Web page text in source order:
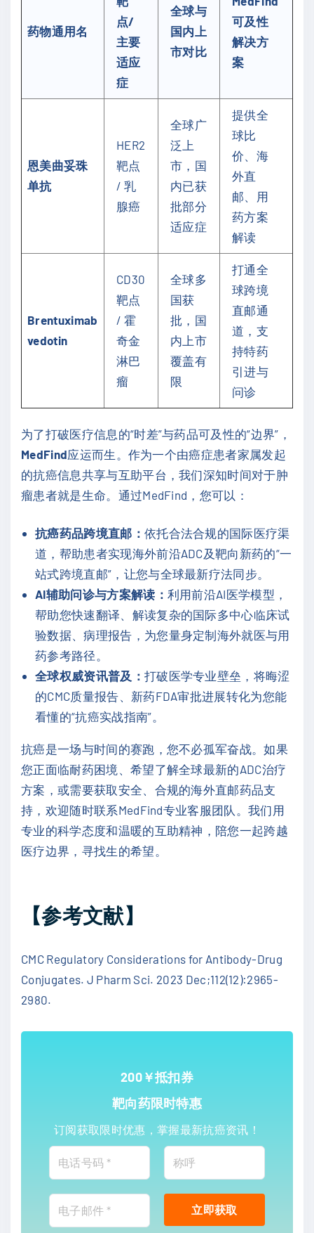
药物通用名
点/
主要
适应
症
全球与
国内上
市对比
可及性
解决方
案
恩美曲妥珠
单抗
HER2
靶点
/ 乳
腺癌
全球广
泛上
市，国
内已获
批部分
适应症
提供全
球比
价、海
外直
邮、用
药方案
解读
Brentuximab
vedotin
CD30
靶点
/ 霍
奇金
淋巴
瘤
全球多
国获
批，国
内上市
覆盖有
限
打通全
球跨境
直邮通
道，支
持特药
引进与
问诊
为了打破医疗信息的“时差”与药品可及性的“边界”，
MedFind应运而生。作为一个由癌症患者家属发起
的抗癌信息共享与互助平台，我们深知时间对于肿
瘤患者就是生命。通过MedFind，您可以：
抗癌药品跨境直邮： 依托合法合规的国际医疗渠
道，帮助患者实现海外前沿ADC及靶向新药的“一
站式跨境直邮”，让您与全球最新疗法同步。
AI辅助问诊与方案解读： 利用前沿AI医学模型，
帮助您快速翻译、解读复杂的国际多中心临床试
验数据、病理报告，为您量身定制海外就医与用
药参考路径。
全球权威资讯普及： 打破医学专业壁垒，将晦涩
的CMC质量报告、新药FDA审批进展转化为您能
看懂的“抗癌实战指南”。
抗癌是一场与时间的赛跑，您不必孤军奋战。如果
您正面临耐药困境、希望了解全球最新的ADC治疗
方案，或需要获取安全、合规的海外直邮药品支
持，欢迎随时联系MedFind专业客服团队。我们用
专业的科学态度和温暖的互助精神，陪您一起跨越
医疗边界，寻找生的希望。
【参考文献】
CMC Regulatory Considerations for Antibody-Drug
Conjugates. J Pharm Sci. 2023 Dec;112(12):2965-
2980.
200￥抵扣券
靶向药限时特惠
订阅获取限时优惠，掌握最新抗癌资讯！